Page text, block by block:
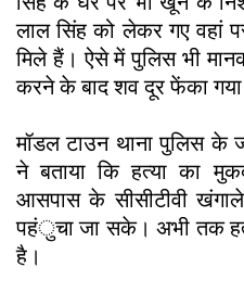
लाल सिंह को लेकर गए वहां
मिले हैं। ऐसे में पुलिस भी
करने के बाद शव दूर फेंका
मॉडल टाउन थाना पुलिस के
ने बताया कि हत्या का
आसपास के सीसीटीवी
पहंुचा जा सके। अभी तक
है।